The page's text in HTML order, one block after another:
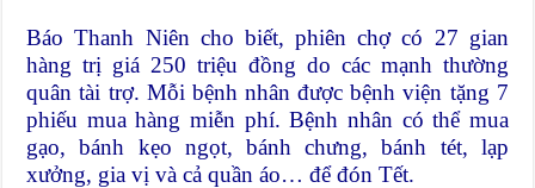
Báo Thanh Niên cho biết, phiên chợ có 27 gian
hàng trị giá 250 triệu đồng do các mạnh thường
quân tài trợ. Mỗi bệnh nhân được bệnh viện tặng 7
phiếu mua hàng miễn phí. Bệnh nhân có thể mua
gạo, bánh kẹo ngọt, bánh chưng, bánh tét, lạp
xưởng, gia vị và cả quần áo… để đón Tết.